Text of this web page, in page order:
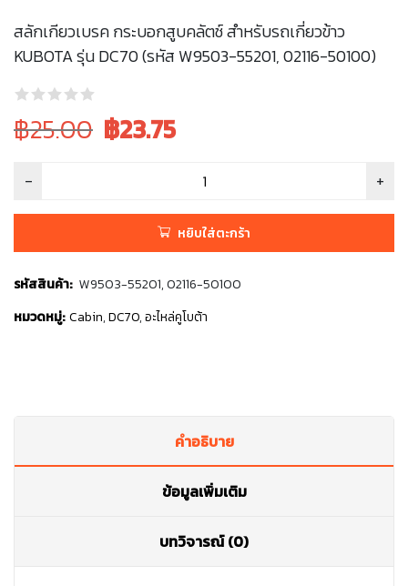
สลักเกียวเบรค กระบอกสูบคลัตช์ สำหรับรถเกี่ยวข้าว
KUBOTA รุ่น DC70 (รหัส W9503-55201, 02116-50100)
Original
price
was:
฿25.00 Current
฿23.75
หยิบใส่ตะกร้า
รหัสสินค้า: W9503-55201, 02116-50100
หมวดหมู่: Cabin,DC70,อะไหล่คูโบต้า
คำอธิบาย
ข้อมูลเพิ่มเติม
บทวิจารณ์ (0)